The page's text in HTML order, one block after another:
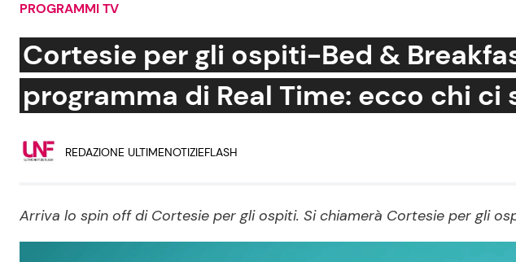
Social News
News dal mondo
Benessere
Mondo Mamma
News benessere
Le
PROGRAMMI TV
Cortesie per gli ospiti-Bed &
programma di Real Time: ecco chi ci
REDAZIONE ULTIMENOTIZIEFLASH
Arriva lo spin off di Cortesie per gli ospiti. Si chiamerà Cortesie per gli